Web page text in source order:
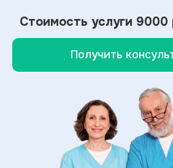
Стоимость услуги 9000
Получить